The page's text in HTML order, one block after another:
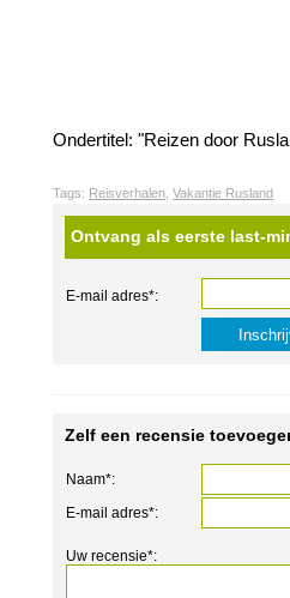
Ondertitel: "Reizen door
Tags: Reisverhalen Vakantie Rusland
Ontvang als eerste last-
E-mail adres*:
Zelf een recensie
Naam*:
E-mail adres*:
Uw recensie*: